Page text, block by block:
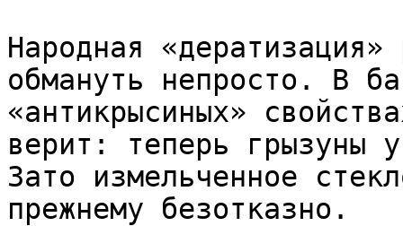
Народная
обмануть непросто. В
«антикрысиных»
верит: теперь грызуны
Зато измельченное
прежнему безотказно.